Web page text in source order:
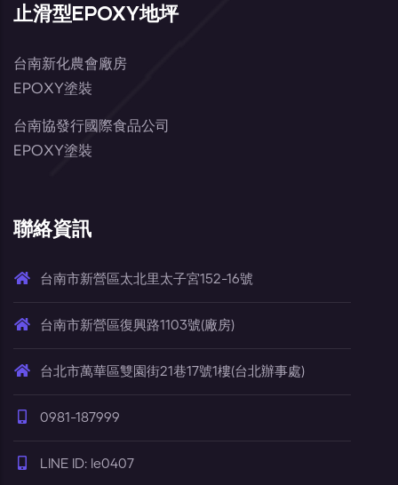
止滑型EPOXY地坪
台南新化農會廠房
EPOXY塗裝
台南協發行國際食品公司
EPOXY塗裝
聯絡資訊
台南市新營區太北里太子宮152-16號
台南市新營區復興路1103號(廠房)
台北市萬華區雙園街21巷17號1樓(台北辦事處)
0981-187999
LINE ID: le0407